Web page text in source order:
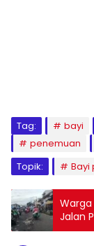
Tag: bayi
penemuan
Topik:
Bayi
Jalan